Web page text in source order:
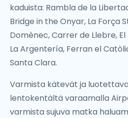
kaduista: Rambla de la
Bridge in the Onyar, La Força
Domènec, Carrer de Llebre,
La Argentería, Ferran el
Santa Clara.
Varmista kätevät ja
lentokentältä varaamalla
varmista sujuva matka